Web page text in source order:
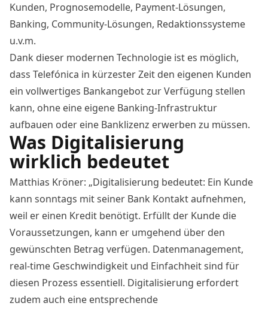
Kunden, Prognosemodelle, Payment-Lösungen,
Banking, Community-Lösungen, Redaktionssysteme
u.v.m.
Dank dieser modernen Technologie ist es möglich,
dass Telefónica in kürzester Zeit den eigenen Kunden
ein vollwertiges Bankangebot zur Verfügung stellen
kann, ohne eine eigene Banking-Infrastruktur
aufbauen oder eine Banklizenz erwerben zu müssen.
Was Digitalisierung
wirklich bedeutet
Matthias Kröner: „Digitalisierung bedeutet: Ein Kunde
kann sonntags mit seiner Bank Kontakt aufnehmen,
weil er einen Kredit benötigt. Erfüllt der Kunde die
Voraussetzungen, kann er umgehend über den
gewünschten Betrag verfügen. Datenmanagement,
real-time Geschwindigkeit und Einfachheit sind für
diesen Prozess essentiell. Digitalisierung erfordert
zudem auch eine entsprechende